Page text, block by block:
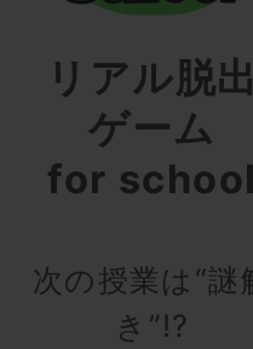
リアル脱
ゲーム
for
次の授業は“謎
き”!?